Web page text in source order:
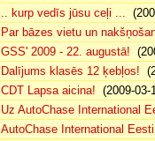
.. kurp vedīs jūsu ceļi ...
Par bāzes vietu un
GSS' 2009 - 22. augustā!
Dalījums klasēs 12 ķebļos!
CDT Lapsa aicina! (2009-03-
Uz AutoChase International
AutoChase International